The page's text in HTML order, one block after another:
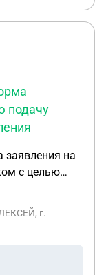
подачу
заявления на
с целью
через
к
г.